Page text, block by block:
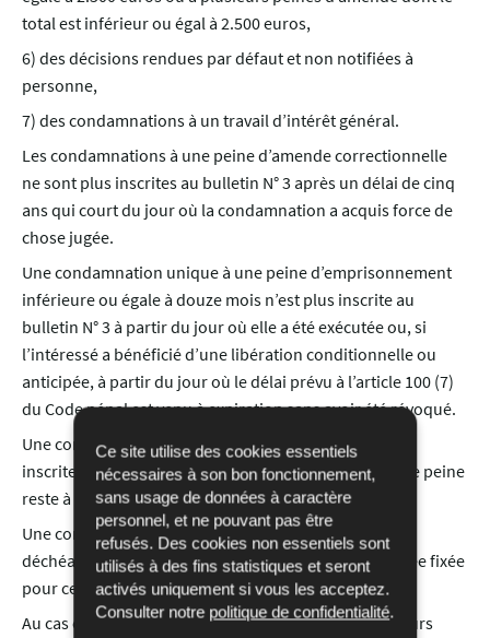
Ce site utilise des cookies essentiels
nécessaires à son bon fonctionnement,
sans usage de données à caractère
personnel, et ne pouvant pas être
refusés. Des cookies non essentiels sont
utilisés à des fins statistiques et seront
activés uniquement si vous les acceptez.
Consulter notre politique de confidentialité.
total est inférieur ou égal à 2.500 euros,
6) des décisions rendues par défaut et non notifiées à
personne,
7) des condamnations à un travail d’intérêt général.
Les condamnations à une peine d’amende correctionnelle
ne sont plus inscrites au bulletin N° 3 après un délai de cinq
ans qui court du jour où la condamnation a acquis force de
chose jugée.
Une condamnation unique à une peine d’emprisonnement
inférieure ou égale à douze mois n’est plus inscrite au
bulletin N° 3 à partir du jour où elle a été exécutée ou, si
l’intéressé a bénéficié d’une libération conditionnelle ou
anticipée, à partir du jour où le délai prévu à l’article 100 (7)
du Code pénal est venu à expiration sans avoir été révoqué.
Une condamnation à une interdiction de conduire est
inscrite au bulletin N° 3 tant que tout ou partie de cette peine
reste à exécuter.
Une condamnation à une interdiction, incapacité ou
déchéance est inscrite au bulletin N° 3 tant que la durée fixée
pour cette mesure n’est pas expirée.
Au cas où la décision a prononcé une peine ou plusieurs